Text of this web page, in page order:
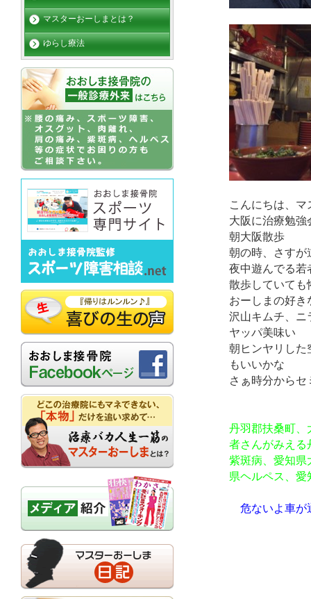
こんにちは、
大阪に治療勉強
朝大阪散歩
朝の時、さすが
夜中遊んでる若
散歩していても
おーしまの好き
沢山キムチ、ニ
ヤッパ美味い
朝ヒンヤリした
もいいかな
さぁ時分からセ
丹羽郡扶桑町、
者さんがみえる
紫斑病、愛知県
県ヘルペス、愛
危ないよ車が
マスターおーしまとは？
ゆらし療法